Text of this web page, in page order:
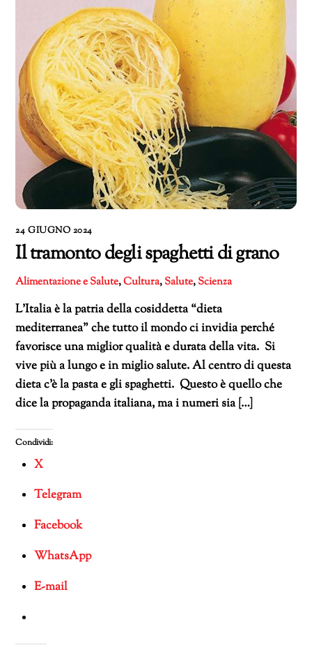
24 GIUGNO 2024
Il tramonto degli spaghetti di grano
Alimentazione e Salute,Cultura,Salute,Scienza
L’Italia è la patria della cosiddetta “dieta
mediterranea” che tutto il mondo ci invidia perché
favorisce una miglior qualità e durata della vita. Si
vive più a lungo e in miglio salute. Al centro di questa
dieta c’è la pasta e gli spaghetti. Questo è quello che
dice la propaganda italiana, ma i numeri sia […]
Condividi:
X
Telegram
Facebook
WhatsApp
E-mail